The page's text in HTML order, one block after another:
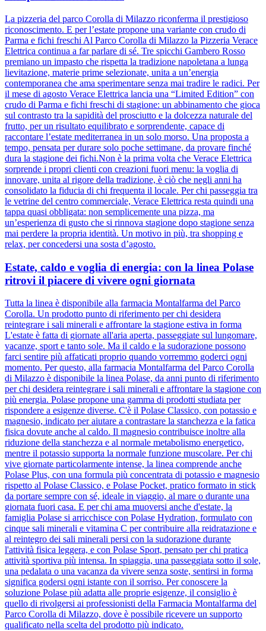
La pizzeria del parco Corolla di Milazzo riconferma il prestigioso
riconoscimento. E per l’estate propone una variante con crudo di
Parma e fichi freschi Al Parco Corolla di Milazzo la Pizzeria Verace
Elettrica continua a far parlare di sé. Tre spicchi Gambero Rosso
premiano un impasto che rispetta la tradizione napoletana a lunga
lievitazione, materie prime selezionate, unita a un’energia
contemporanea che ama sperimentare senza mai tradire le radici. Per
il mese di agosto Verace Elettrica lancia una “Limited Edition” con
crudo di Parma e fichi freschi di stagione: un abbinamento che gioca
sul contrasto tra la sapidità del prosciutto e la dolcezza naturale del
frutto, per un risultato equilibrato e sorprendente, capace di
raccontare l’estate mediterranea in un solo morso. Una proposta a
tempo, pensata per durare solo poche settimane, da provare finché
dura la stagione dei fichi.Non è la prima volta che Verace Elettrica
sorprende i propri clienti con creazioni fuori menu: la voglia di
innovare, unita al rigore della tradizione, è ciò che negli anni ha
consolidato la fiducia di chi frequenta il locale. Per chi passeggia tra
le vetrine del centro commerciale, Verace Elettrica resta quindi una
tappa quasi obbligata: non semplicemente una pizza, ma
un’esperienza di gusto che si rinnova stagione dopo stagione senza
mai perdere la propria identità. Un motivo in più, tra shopping e
relax, per concedersi una sosta d’agosto.
Estate, caldo e voglia di energia: con la linea Polase
ritrovi il piacere di vivere ogni giornata
Tutta la linea è disponibile alla farmacia Montalfarma del Parco
Corolla. Un prodotto punto di riferimento per chi desidera
reintegrare i sali minerali e affrontare la stagione estiva in forma
L'estate è fatta di giornate all'aria aperta, passeggiate sul lungomare,
vacanze, sport e tanto sole. Ma il caldo e la sudorazione possono
farci sentire più affaticati proprio quando vorremmo goderci ogni
momento. Per questo, alla farmacia Montalfarma del Parco Corolla
di Milazzo è disponibile la linea Polase, da anni punto di riferimento
per chi desidera reintegrare i sali minerali e affrontare la stagione con
più energia. Polase propone una gamma di prodotti studiata per
rispondere a esigenze diverse. C'è il Polase Classico, con potassio e
magnesio, indicato per aiutare a contrastare la stanchezza e la fatica
fisica dovute anche al caldo. Il magnesio contribuisce inoltre alla
riduzione della stanchezza e al normale metabolismo energetico,
mentre il potassio supporta la normale funzione muscolare. Per chi
vive giornate particolarmente intense, la linea comprende anche
Polase Plus, con una formula più concentrata di potassio e magnesio
rispetto al Polase Classico, e Polase Pocket, pratico formato in stick
da portare sempre con sé, ideale in viaggio, al mare o durante una
giornata fuori casa. E per chi ama muoversi anche d'estate, la
famiglia Polase si arricchisce con Polase Hydration, formulato con
cinque sali minerali e vitamina C per contribuire alla reidratazione e
al reintegro dei sali minerali persi con la sudorazione durante
l'attività fisica leggera, e con Polase Sport, pensato per chi pratica
attività sportiva più intensa. In spiaggia, una passeggiata sotto il sole,
una pedalata o una vacanza da vivere senza soste, sentirsi in forma
significa godersi ogni istante con il sorriso. Per conoscere la
soluzione Polase più adatta alle proprie esigenze, il consiglio è
quello di rivolgersi ai professionisti della Farmacia Montalfarma del
Parco Corolla di Milazzo, dove è possibile ricevere un supporto
qualificato nella scelta del prodotto più indicato.